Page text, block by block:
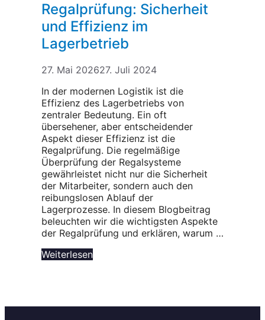
Regalprüfung: Sicherheit
und Effizienz im
Lagerbetrieb
27. Mai 202627. Juli 2024
In der modernen Logistik ist die
Effizienz des Lagerbetriebs von
zentraler Bedeutung. Ein oft
übersehener, aber entscheidender
Aspekt dieser Effizienz ist die
Regalprüfung. Die regelmäßige
Überprüfung der Regalsysteme
gewährleistet nicht nur die Sicherheit
der Mitarbeiter, sondern auch den
reibungslosen Ablauf der
Lagerprozesse. In diesem Blogbeitrag
beleuchten wir die wichtigsten Aspekte
der Regalprüfung und erklären, warum …
Weiterlesen